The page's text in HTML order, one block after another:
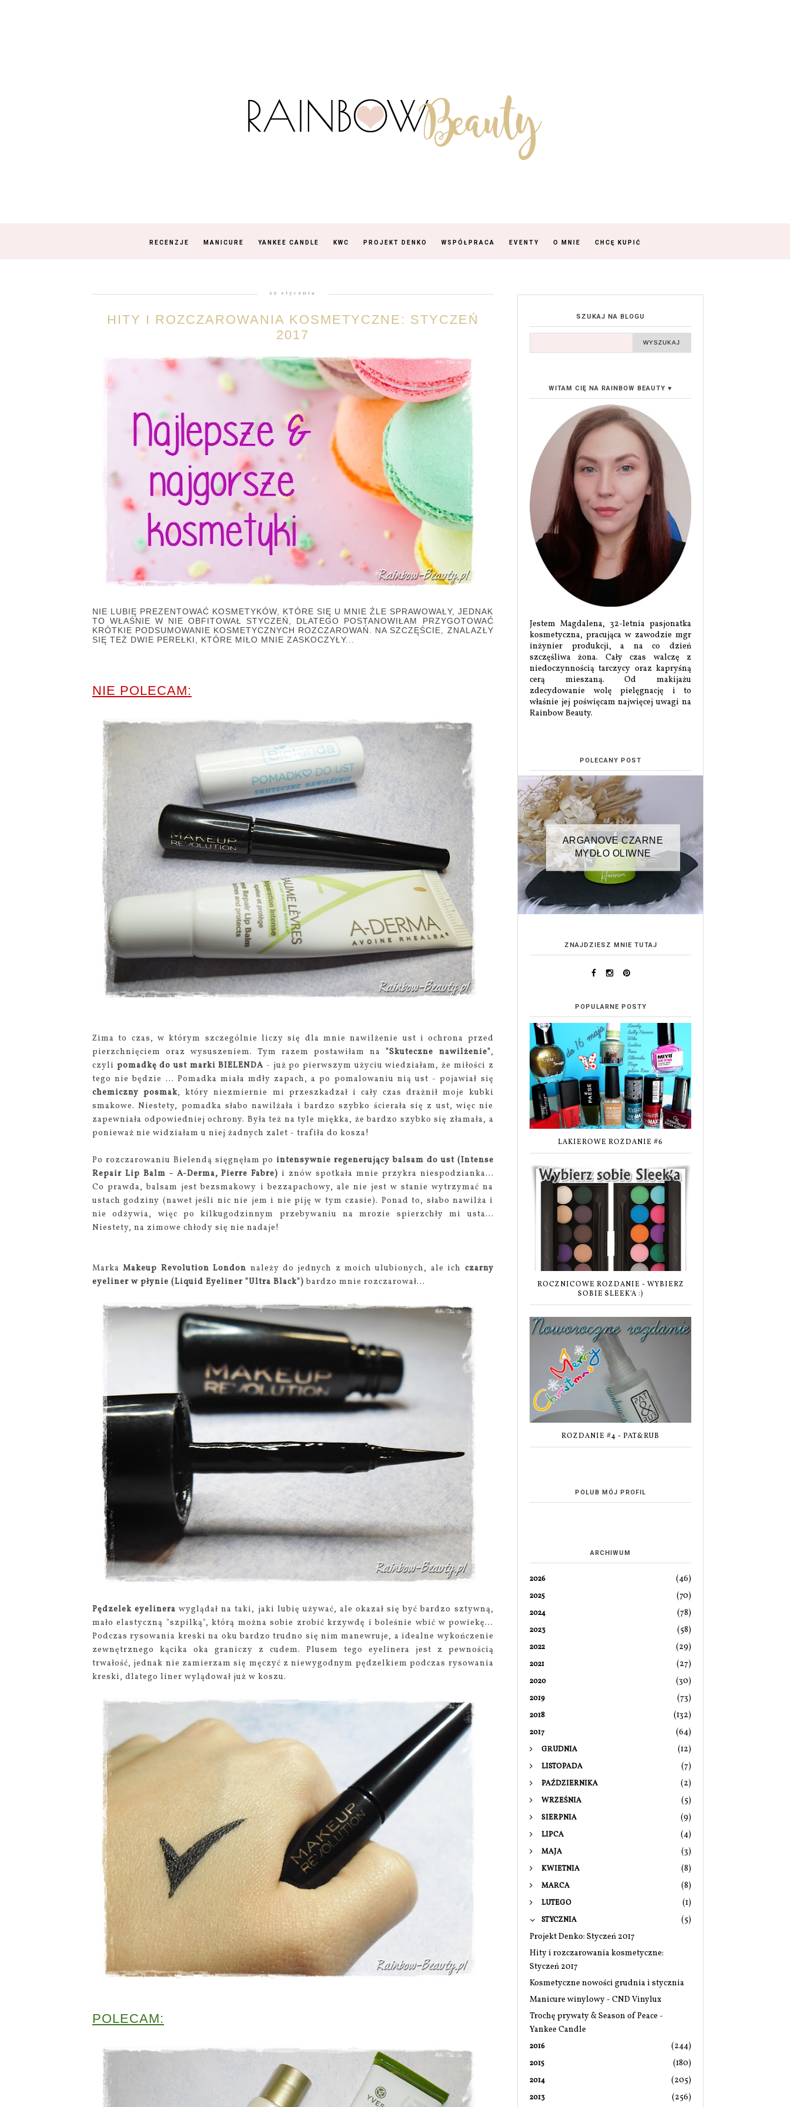
RECENZJE MANICURE YANKEE CANDLE KWC PROJEKT DENKO WSPÓŁPRACA EVENTY O MNIE CHCĘ KUPIĆ
29 stycznia
HITY I ROZCZAROWANIA KOSMETYCZNE: STYCZEŃ
2017
NIE LUBIĘ PREZENTOWAĆ KOSMETYKÓW, KTÓRE SIĘ U MNIE ŹLE SPRAWOWAŁY, JEDNAK
TO WŁAŚNIE W NIE OBFITOWAŁ STYCZEŃ, DLATEGO POSTANOWIŁAM PRZYGOTOWAĆ
KRÓTKIE PODSUMOWANIE KOSMETYCZNYCH ROZCZAROWAŃ. NA SZCZĘŚCIE, ZNALAZŁY
SIĘ TEŻ DWIE PEREŁKI, KTÓRE MIŁO MNIE ZASKOCZYŁY...
NIE POLECAM:
Zima to czas, w którym szczególnie liczy się dla mnie nawilżenie ust i ochrona przed
pierzchnięciem oraz wysuszeniem. Tym razem postawiłam na"Skuteczne nawilżenie",
czyli pomadkę do ust marki BIELENDA - już po pierwszym użyciu wiedziałam, że miłości z
tego nie będzie ... Pomadka miała mdły zapach, a po pomalowaniu nią ust - pojawiał się
chemiczny posmak, który niezmiernie mi przeszkadzał i cały czas drażnił moje kubki
smakowe. Niestety, pomadka słabo nawilżała i bardzo szybko ścierała się z ust, więc nie
zapewniała odpowiedniej ochrony. Była też na tyle miękka, że bardzo szybko się złamała, a
ponieważ nie widziałam u niej żadnych zalet - trafiła do kosza!
Po rozczarowaniu Bielendą sięgnęłam po intensywnie regenerujący balsam do ust (Intense
Repair Lip Balm - A-Derma, Pierre Fabre) i znów spotkała mnie przykra niespodzianka...
Co prawda, balsam jest bezsmakowy i bezzapachowy, ale nie jest w stanie wytrzymać na
ustach godziny (nawet jeśli nic nie jem i nie piję w tym czasie). Ponad to, słabo nawilża i
nie odżywia, więc po kilkugodzinnym przebywaniu na mrozie spierzchły mi usta...
Niestety, na zimowe chłody się nie nadaje!
MarkaMakeup Revolution London należy do jednych z moich ulubionych, ale ich czarny
eyeliner w płynie (Liquid Eyeliner "Ultra Black") bardzo mnie rozczarował...
Pędzelek eyelinera wyglądał na taki, jaki lubię używać, ale okazał się być bardzo sztywną,
mało elastyczną "szpilką", którą można sobie zrobić krzywdę i boleśnie wbić w powiekę...
Podczas rysowania kreski na oku bardzo trudno się nim manewruje, a idealne wykończenie
zewnętrznego kącika oka graniczy z cudem. Plusem tego eyelinera jest z pewnością
trwałość, jednak nie zamierzam się męczyć z niewygodnym pędzelkiem podczas rysowania
kreski, dlatego liner wylądował już w koszu.
POLECAM:
SZUKAJ NA BLOGU
WITAM CIĘ NA RAINBOW BEAUTY ♥
Jestem Magdalena, 32-letnia pasjonatka
kosmetyczna, pracująca w zawodzie mgr
inżynier produkcji, a na co dzień
szczęśliwa żona. Cały czas walczę z
niedoczynnością tarczycy oraz kapryśną
cerą mieszaną. Od makijażu
zdecydowanie wolę pielęgnację i to
właśnie jej poświęcam najwięcej uwagi na
Rainbow Beauty.
POLECANY POST
ARGANOVE CZARNE
MYDŁO OLIWNE
ZNAJDZIESZ MNIE TUTAJ
POPULARNE POSTY
LAKIEROWE ROZDANIE #6
ROCZNICOWE ROZDANIE - WYBIERZ
SOBIE SLEEK'A :)
ROZDANIE #4 - PAT&RUB
POLUB MÓJ PROFIL
ARCHIWUM
2026 (46)
2025 (70)
2024 (78)
2023 (58)
2022 (29)
2021 (27)
2020 (30)
2019 (73)
2018 (132)
2017 (64)
GRUDNIA (12)
LISTOPADA (7)
PAŹDZIERNIKA (2)
WRZEŚNIA (5)
SIERPNIA (9)
LIPCA (4)
MAJA (3)
KWIETNIA (8)
MARCA (8)
LUTEGO (1)
STYCZNIA
(5)
Projekt Denko: Styczeń 2017
Hity i rozczarowania kosmetyczne:
Styczeń 2017
Kosmetyczne nowości grudnia i stycznia
Manicure winylowy - CND Vinylux
Trochę prywaty & Season of Peace -
Yankee Candle
2016 (244)
2015 (180)
2014 (205)
2013 (256)